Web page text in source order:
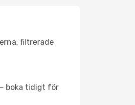
filtrerade
boka tidigt för